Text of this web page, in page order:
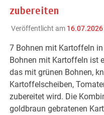
zubereiten
Veröffentlicht am 16.07.2026
7 Bohnen mit Kartoffeln
Bohnen mit Kartoffeln ist
das mit grünen Bohnen,
Kartoffelscheiben,
zubereitet wird. Die
goldbraun gebratenen